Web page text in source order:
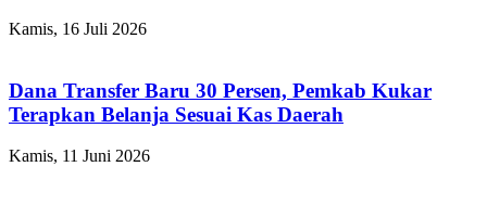
Kamis, 16 Juli 2026
Dana Transfer Baru 30 Persen, Pemkab Kukar
Terapkan Belanja Sesuai Kas Daerah
Kamis, 11 Juni 2026